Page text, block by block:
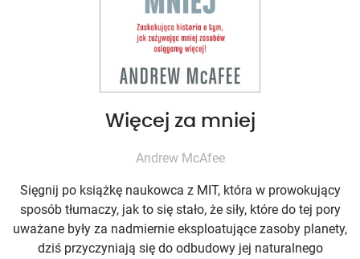
Więcej za mniej
Andrew McAfee
Sięgnij po książkę naukowca z MIT, która w prowokujący
sposób tłumaczy, jak to się stało, że siły, które do tej pory
uważane były za nadmiernie eksploatujące zasoby planety,
dziś przyczyniają się do odbudowy jej naturalnego